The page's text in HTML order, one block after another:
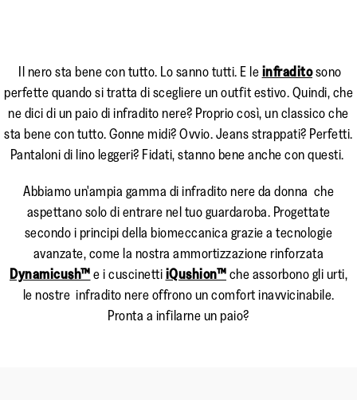
Il nero sta bene con tutto. Lo sanno tutti. E leinfraditosono
perfette quando si tratta di scegliere un outfit estivo. Quindi, che
ne dici di un paio di infradito nere? Proprio così, un classico che
sta bene con tutto. Gonne midi? Ovvio. Jeans strappati? Perfetti.
Pantaloni di lino leggeri? Fidati, stanno bene anche con questi.
Abbiamo un'ampia gamma di infradito nere da donna che
aspettano solo di entrare nel tuo guardaroba. Progettate
secondo i principi della biomeccanica grazie a tecnologie
avanzate, come la nostra ammortizzazione rinforzata
Dynamicush™e i cuscinettiiQushion™che assorbono gli urti,
le nostre infradito nere offrono un comfort inavvicinabile.
Pronta a infilarne un paio?